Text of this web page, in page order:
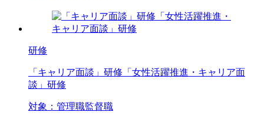
研修
「キャリア面談」研修「女性活躍推進・キャリア面
談」研修
対象： 管理職監督職